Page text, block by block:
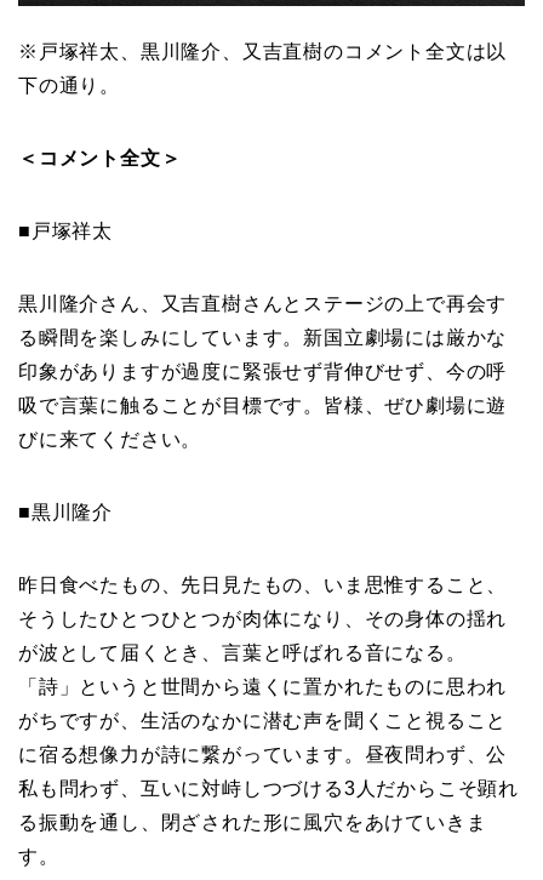
※戸塚祥太、黒川隆介、又吉直樹のコメント全文は以
下の通り。
＜コメント全文＞
■戸塚祥太
黒川隆介さん、又吉直樹さんとステージの上で再会す
る瞬間を楽しみにしています。新国立劇場には厳かな
印象がありますが過度に緊張せず背伸びせず、今の呼
吸で言葉に触ることが目標です。皆様、ぜひ劇場に遊
びに来てください。
■黒川隆介
昨日食べたもの、先日見たもの、いま思惟すること、
そうしたひとつひとつが肉体になり、その身体の揺れ
が波として届くとき、言葉と呼ばれる音になる。
「詩」というと世間から遠くに置かれたものに思われ
がちですが、生活のなかに潜む声を聞くこと視ること
に宿る想像力が詩に繋がっています。昼夜問わず、公
私も問わず、互いに対峙しつづける3人だからこそ顕れ
る振動を通し、閉ざされた形に風穴をあけていきま
す。